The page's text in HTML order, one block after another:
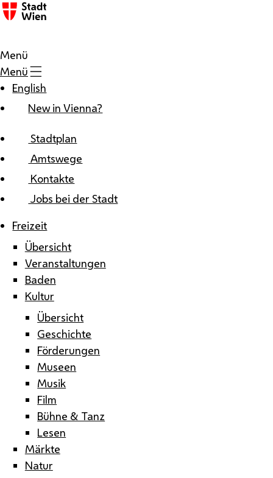
Zum Inhalt
Menü
Menü
English
New in Vienna?
Stadtplan
Amtswege
Kontakte
Jobs bei der Stadt
Freizeit
Übersicht
Veranstaltungen
Baden
Kultur
Übersicht
Geschichte
Förderungen
Museen
Musik
Film
Bühne & Tanz
Lesen
Märkte
Natur